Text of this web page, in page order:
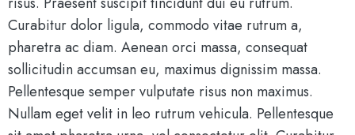
Curabitur dolor ligula, commodo vitae rutrum a,
pharetra ac diam. Aenean orci massa, consequat
sollicitudin accumsan eu, maximus dignissim massa.
Pellentesque semper vulputate risus non maximus.
Nullam eget velit in leo rutrum vehicula. Pellentesque